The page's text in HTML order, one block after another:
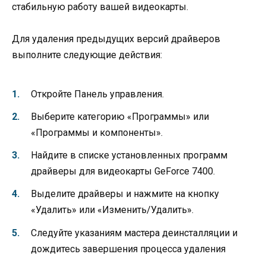
стабильную работу вашей видеокарты.
Для удаления предыдущих версий драйверов
выполните следующие действия:
Откройте Панель управления.
Выберите категорию «Программы» или
«Программы и компоненты».
Найдите в списке установленных программ
драйверы для видеокарты GeForce 7400.
Выделите драйверы и нажмите на кнопку
«Удалить» или «Изменить/Удалить».
Следуйте указаниям мастера деинсталляции и
дождитесь завершения процесса удаления